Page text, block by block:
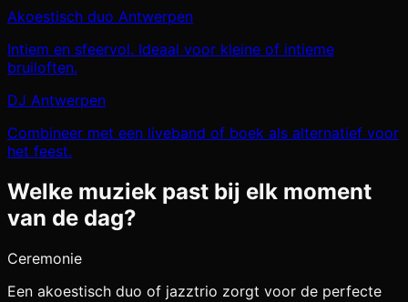
Akoestisch duo Antwerpen
Intiem en sfeervol. Ideaal voor kleine of intieme
bruiloften.
DJ Antwerpen
Combineer met een liveband of boek als alternatief voor
het feest.
Welke muziek past bij elk moment
van de dag?
Ceremonie
Een akoestisch duo of jazztrio zorgt voor de perfecte